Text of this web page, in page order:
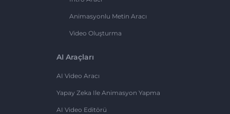
Animasyonlu Metin Aracı
Video Oluşturma
AI Araçları
AI Video Aracı
Yapay Zeka Ile Animasyon Yapma
AI Video Editörü